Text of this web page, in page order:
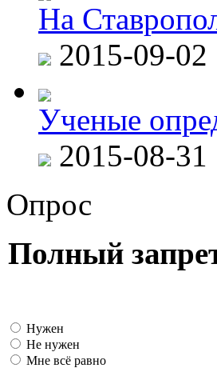
На
2015-09-02
Ученые
2015-08-31
Опрос
Полный
Нужен
Не нужен
Мне всё равно